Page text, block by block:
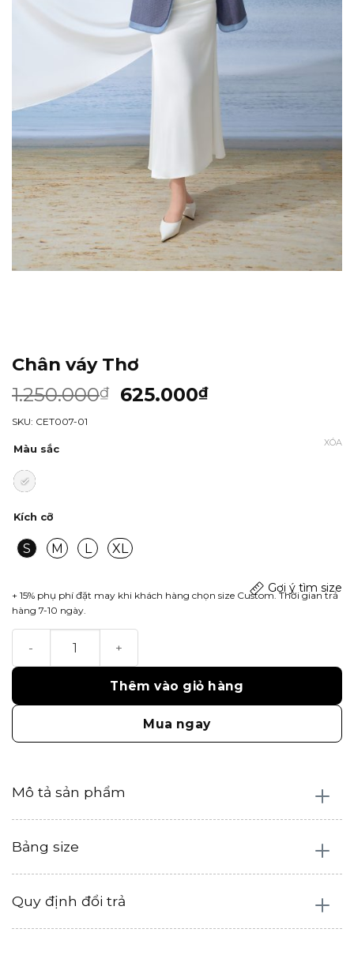
Chân váy Thơ
1.250.000₫ 625.000₫
SKU: CET007-01
Màu sắc
Kích cỡ
S M L XL
XÓA
+ 15% phụ phí đặt may khi khách hàng chọn size Custom. Thời gian trả
hàng 7-10 ngày.
Gợi ý tìm size
Thêm vào giỏ hàng
Mua ngay
Mô tả sản phẩm
Bảng size
Quy định đổi trả